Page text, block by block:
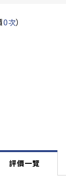
0次）
評價一覽